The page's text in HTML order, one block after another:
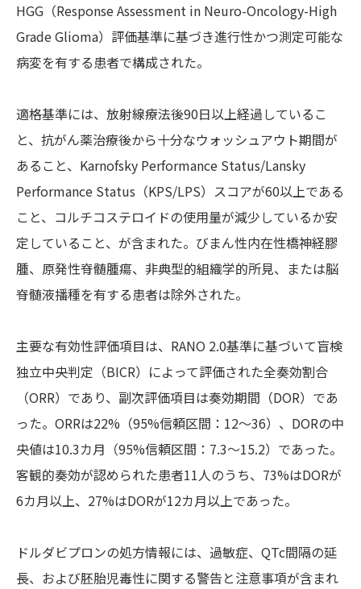
HGG（Response Assessment in Neuro-Oncology-High
Grade Glioma）評価基準に基づき進行性かつ測定可能な
病変を有する患者で構成された。
適格基準には、放射線療法後90日以上経過しているこ
と、抗がん薬治療後から十分なウォッシュアウト期間が
あること、Karnofsky Performance Status/Lansky
Performance Status（KPS/LPS）スコアが60以上である
こと、コルチコステロイドの使用量が減少しているか安
定していること、が含まれた。びまん性内在性橋神経膠
腫、原発性脊髄腫瘍、非典型的組織学的所見、または脳
脊髄液播種を有する患者は除外された。
主要な有効性評価項目は、RANO 2.0基準に基づいて盲検
独立中央判定（BICR）によって評価された全奏効割合
（ORR）であり、副次評価項目は奏効期間（DOR）であ
った。ORRは22%（95%信頼区間：12～36）、DORの中
央値は10.3カ月（95%信頼区間：7.3～15.2）であった。
客観的奏効が認められた患者11人のうち、73%はDORが
6カ月以上、27%はDORが12カ月以上であった。
ドルダビプロンの処方情報には、過敏症、QTc間隔の延
長、および胚胎児毒性に関する警告と注意事項が含まれ